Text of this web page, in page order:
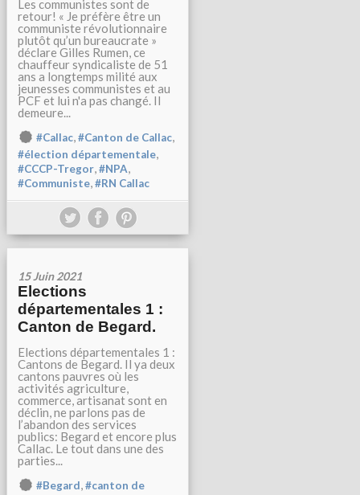
Les communistes sont de
retour! « Je préfère être un
communiste révolutionnaire
plutôt qu’un bureaucrate »
déclare Gilles Rumen, ce
chauffeur syndicaliste de 51
ans a longtemps milité aux
jeunesses communistes et au
PCF et lui n'a pas changé. Il
demeure...
#Callac,#Canton de Callac,
#élection départementale,
#CCCP-Tregor,#NPA,
#Communiste,#RN Callac
15 Juin 2021
Elections
départementales 1 :
Canton de Begard.
Elections départementales 1 :
Cantons de Begard. Il ya deux
cantons pauvres où les
activités agriculture,
commerce, artisanat sont en
déclin, ne parlons pas de
l’abandon des services
publics: Begard et encore plus
Callac. Le tout dans une des
parties...
#Begard,#canton de